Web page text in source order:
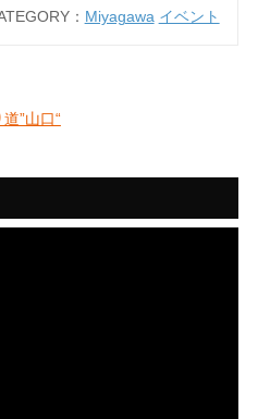
： Miyagawa イベント
”山口“